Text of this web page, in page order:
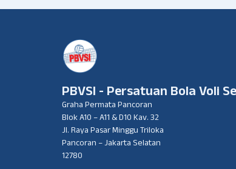
PBVSI - Persatuan Bola Voli
Graha Permata Pancoran
Blok A10 – A11 & D10 Kav. 32
Jl. Raya Pasar Minggu Triloka
Pancoran – Jakarta Selatan
12780